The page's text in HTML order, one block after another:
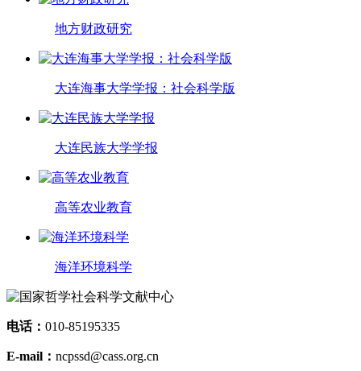
地方财政研究
大连海事大学学报：社会科学版
大连民族大学学报
高等农业教育
海洋环境科学
电话： 010-85195335
E-mail： ncpssd@cass.org.cn